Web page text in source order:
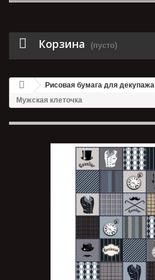
Корзина (пусто)
Рисовая бумага для декупажа
Мужская клеточка